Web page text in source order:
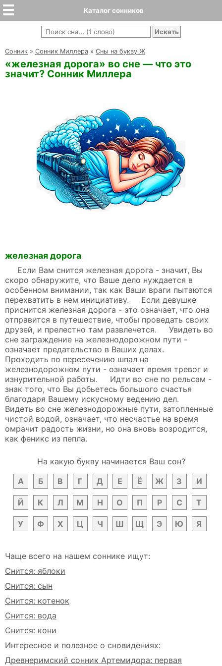
Каталог сонников
Cонник » Сонник Миллера » Сны на букву Ж
«железная дорога» во сне — что это
значит? Сонник Миллера
железная дорога
Если Вам снится железная дорога - значит, Вы
скоро обнаружите, что Ваше дело нуждается в
особенном внимании, так как Ваши враги пытаются
перехватить в нем инициативу. Если девушке
приснится железная дорога - это означает, что она
отправится в путешествие, чтобы проведать своих
друзей, и прелестно там развлечется. Увидеть во
сне заграждение на железнодорожном пути -
означает предательство в Ваших делах.
Проходить по пересечению шпал на
железнодорожном пути - означает время тревог и
изнурительной работы. Идти во сне по рельсам -
знак того, что Вы добьетесь большого счастья
благодаря Вашему искусному ведению дел.
Видеть во сне железнодорожные пути, затопленные
чистой водой, означает, что несчастье на время
омрачит радость жизни, но она вновь возродится,
как феникс из пепла.
На какую букву начинается Ваш сон?
А
Б В Г Д Е Ё Ж З И
Й К Л М Н О П Р С Т
У Ф Х Ц Ч Ш Щ Э Ю Я
Чаще всего на нашем соннике ищут:
Снится: яблоки
Снится: сын
Снится: котенок
Снится: вода
Снится: кони
Интересное и полезное о сновидениях:
Древнеримский сонник Артемидора: первая